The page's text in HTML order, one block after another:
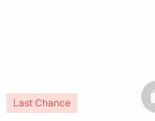
Last Chance